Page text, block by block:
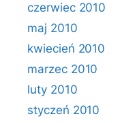
czerwiec 2010
maj 2010
kwiecień 2010
marzec 2010
luty 2010
styczeń 2010